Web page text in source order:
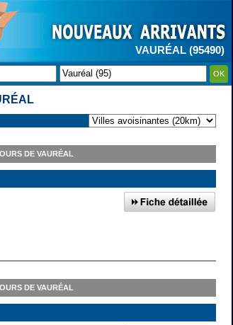
VAURÉAL (95490)
OK
DE VAURÉAL
DE VAURÉAL